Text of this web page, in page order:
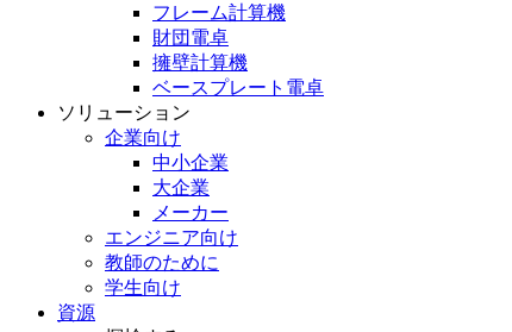
フレーム計算機
財団電卓
擁壁計算機
ベースプレート電卓
ソリューション
企業向け
中小企業
大企業
メーカー
エンジニア向け
教師のために
学生向け
資源